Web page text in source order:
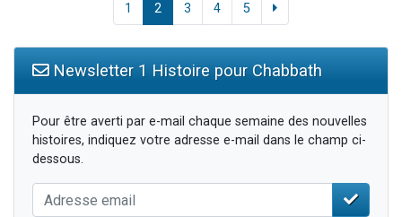
1 2 3 4 5
Newsletter 1 Histoire pour Chabbath
Pour être averti par e-mail chaque semaine des nouvelles
histoires, indiquez votre adresse e-mail dans le champ ci-
dessous.